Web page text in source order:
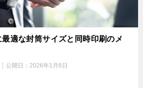
適な封筒サイズと同時印刷のメ
公開日： 2026年1月6日